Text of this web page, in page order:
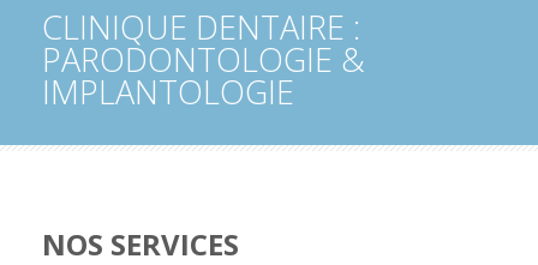
CLINIQUE DENTAIRE :
PARODONTOLOGIE &
IMPLANTOLOGIE
NOS SERVICES